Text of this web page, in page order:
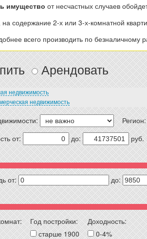
имущество от несчастных случаев
содержание 2-х или 3-х-комнатной
всего производить по безналичному
Арендовать
недвижимость
недвижимость
Регион:
от:
до: руб.
от: до:
Год постройки:
старше 1900
Доходность:
0-4%